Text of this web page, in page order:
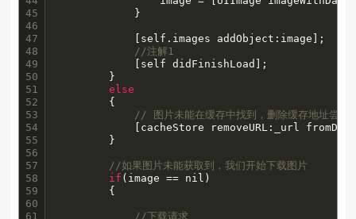
45
46
47
48
49
50
51
52
53
54
55
56
57
58
59
60
61
            }
            [self.images addObject:image];
//注解1
            [self didFinishLoad];
        }
else
        {
// 图片未能在缓存中找到，删除缓存地址尝试
[cacheStore removeURL:_url
        }
//如果图片未能获取到，我们开始下载图片
if (image == nil)
        {
//下载请求